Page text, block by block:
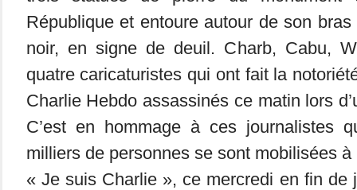
République et entoure autour de son
noir, en signe de deuil. Charb, Cabu,
quatre caricaturistes qui ont fait la
Charlie Hebdo assassinés ce matin lors
C’est en hommage à ces journalistes
milliers de personnes se sont mobilisées
« Je suis Charlie », ce mercredi en fin de